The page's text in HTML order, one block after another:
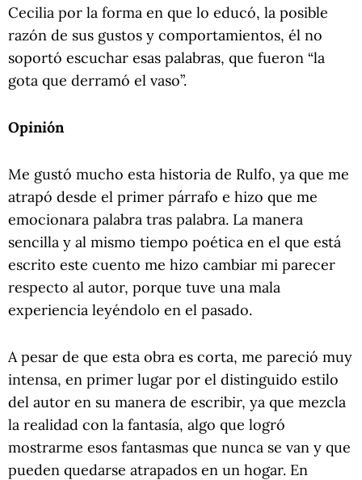
Cecilia por la forma en que lo educó, la posible
razón de sus gustos y comportamientos, él no
soportó escuchar esas palabras, que fueron “la
gota que derramó el vaso”.
Opinión
Me gustó mucho esta historia de Rulfo, ya que me
atrapó desde el primer párrafo e hizo que me
emocionara palabra tras palabra. La manera
sencilla y al mismo tiempo poética en el que está
escrito este cuento me hizo cambiar mi parecer
respecto al autor, porque tuve una mala
experiencia leyéndolo en el pasado.
A pesar de que esta obra es corta, me pareció muy
intensa, en primer lugar por el distinguido estilo
del autor en su manera de escribir, ya que mezcla
la realidad con la fantasía, algo que logró
mostrarme esos fantasmas que nunca se van y que
pueden quedarse atrapados en un hogar. En